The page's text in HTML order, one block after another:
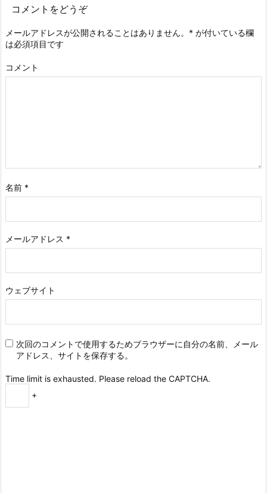
コメントをどうぞ
メールアドレスが公開されることはありません。 * が付いている欄
は必須項目です
コメント
名前 *
メールアドレス *
ウェブサイト
次回のコメントで使用するためブラウザーに自分の名前、メール
アドレス、サイトを保存する。
Time limit is exhausted. Please reload the CAPTCHA.
+